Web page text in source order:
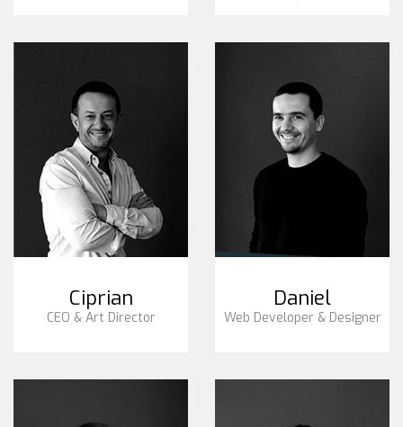
Ciprian
CEO & Art Director
Daniel
Web Developer & Designer